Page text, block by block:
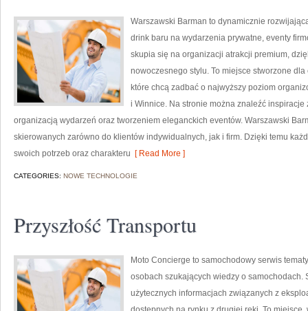
Warszawski Barman to dynamicznie
drink baru na wydarzenia prywatne, eventy
skupia się na organizacji atrakcji premium,
nowoczesnego stylu. To miejsce stworzone
które chcą zadbać o najwyższy poziom
i Winnice. Na stronie można znaleźć
organizacją wydarzeń oraz tworzeniem eleganckich eventów. Warszawski
skierowanych zarówno do klientów indywidualnych, jak i firm. Dzięki temu
swoich potrzeb oraz charakteru [ Read More ]
CATEGORIES: NOWE TECHNOLOGIE
Przyszłość Transportu
Moto Concierge to samochodowy serwis
osobach szukających wiedzy o samochodach.
użytecznych informacjach związanych z